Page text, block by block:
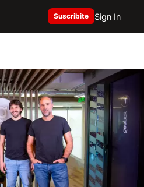
Suscribite Sign In